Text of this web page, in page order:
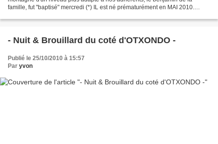
famille, fut "baptisé" mercredi (*) IL est né prématurément en MAI 2010.
- Nuit & Brouillard du coté d'OTXONDO -
Publié le 25/10/2010 à 15:57
Par yvon